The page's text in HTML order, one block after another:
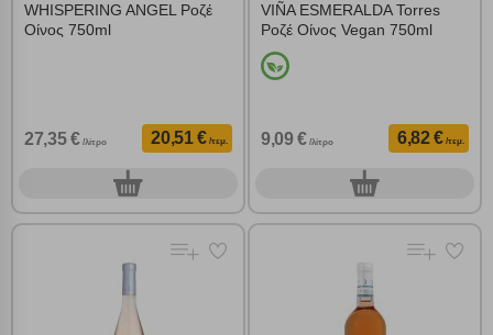
WHISPERING ANGEL Ροζέ
Οίνος 750ml
27,35 € /λίτρο 20,51 € /τεμ.
0τεμ.
VIÑA ESMERALDA Torres
Ροζέ Οίνος Vegan 750ml
9,09 € /λίτρο 6,82 € /τεμ.
0τεμ.